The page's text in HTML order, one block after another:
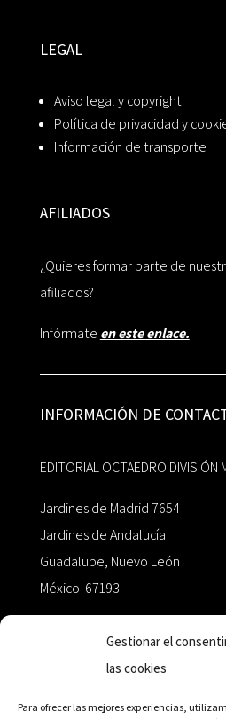
Gestionar el
las cookies
Para ofrecer las mejores experiencias,
LEGAL
Aviso legal y copyright
Política de privacidad y
Información de transporte
AFILIADOS
¿Quieres formar parte de
afiliados?
Infórmate en este enlace.
INFORMACIÓN DE
EDITORIAL OCTAEDRO DIVISIÓN
Jardines de Madrid 7654
Jardines de Andalucía
Guadalupe, Nuevo León
México 67193
+52 811.499.5638